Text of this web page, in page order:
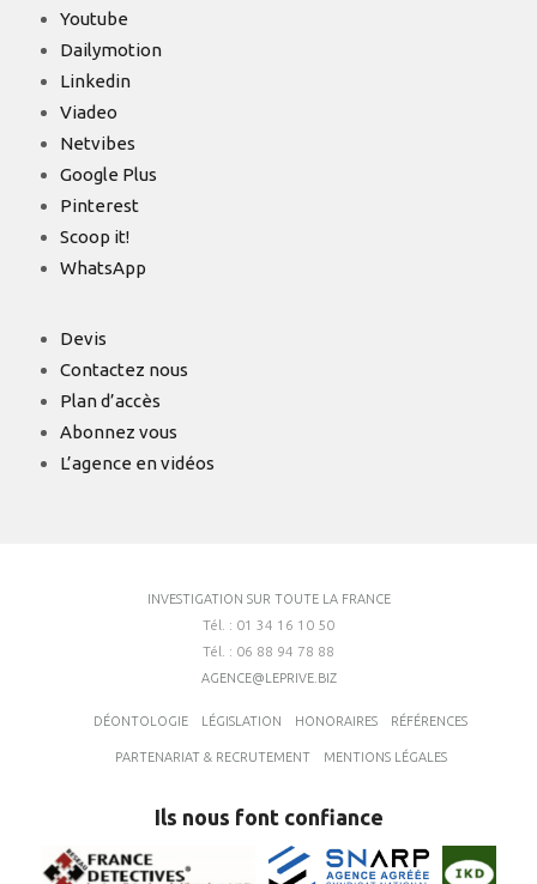
Youtube
Dailymotion
Linkedin
Viadeo
Netvibes
Google Plus
Pinterest
Scoop it!
WhatsApp
Devis
Contactez nous
Plan d’accès
Abonnez vous
L’agence en vidéos
INVESTIGATION SUR TOUTE LA FRANCE
Tél. : 01 34 16 10 50
Tél. : 06 88 94 78 88
AGENCE@LEPRIVE.BIZ
DÉONTOLOGIE LÉGISLATION HONORAIRES RÉFÉRENCES
PARTENARIAT & RECRUTEMENT MENTIONS LÉGALES
Ils nous font confiance